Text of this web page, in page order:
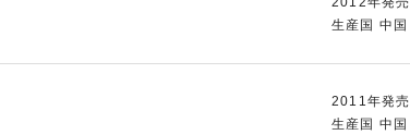
生産国 中国
2011年発売
生産国 中国